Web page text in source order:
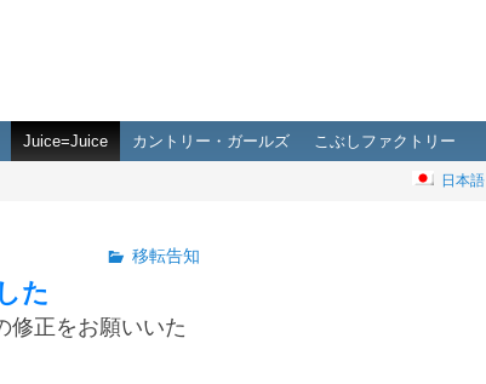
Juice=Juice カントリー・ガールズ こぶしファクトリー
日本語
移転告知
た
修正をお願いいた